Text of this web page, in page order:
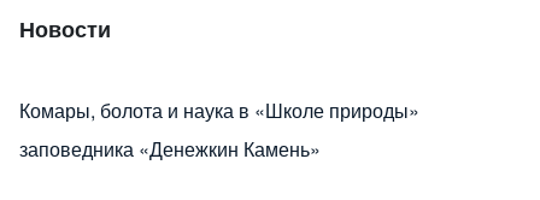
Новости
Комары, болота и наука в «Школе природы»
заповедника «Денежкин Камень»